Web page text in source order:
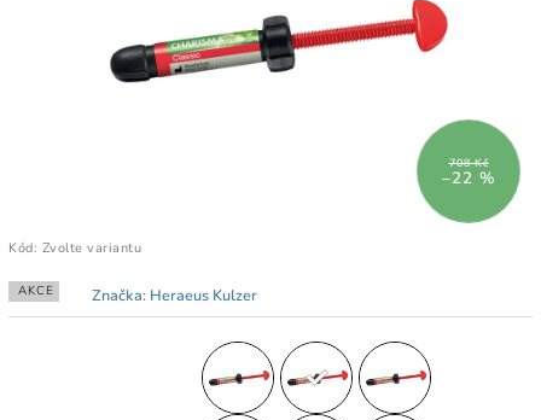
708 Kč
–22 %
Kód: Zvolte variantu
AKCE Značka: Heraeus Kulzer